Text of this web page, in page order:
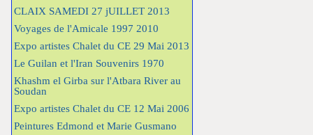
CLAIX SAMEDI 27 jUILLET 2013
Voyages de l'Amicale 1997 2010
Expo artistes Chalet du CE 29 Mai 2013
Le Guilan et l'Iran Souvenirs 1970
Khashm el Girba sur l'Atbara River au
Soudan
Expo artistes Chalet du CE 12 Mai 2006
Peintures Edmond et Marie Gusmano